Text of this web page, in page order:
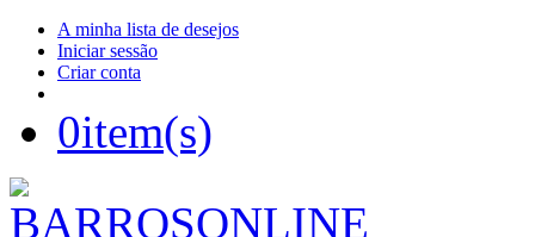
A minha lista de desejos
Iniciar sessão
Criar conta
0item(s)